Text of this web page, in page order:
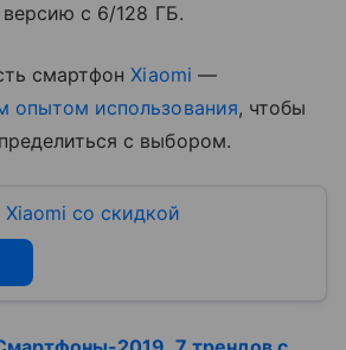
с 6/128 ГБ.
смартфонXiaomi —
опытом использования, чтобы
с выбором.
со скидкой